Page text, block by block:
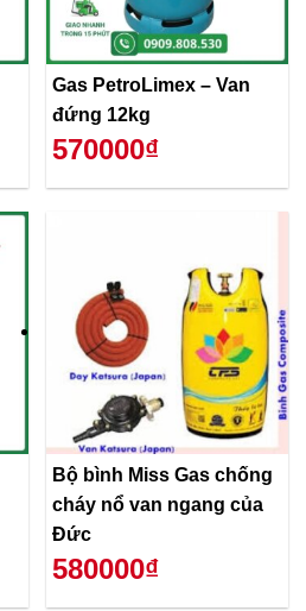
Gas PetroLimex – Van
đứng 12kg
570000₫
Bộ bình Miss Gas chống
cháy nổ van ngang của
Đức
580000₫